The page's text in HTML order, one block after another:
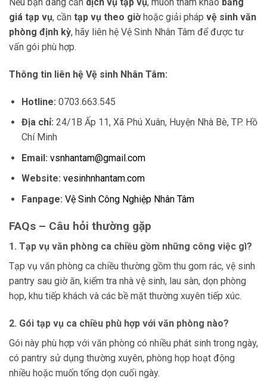
giá tạp vụ, cần tạp vụ theo giờhoặc giải pháp vệ sinh văn
phòng định kỳ, hãy liên hệ Vệ Sinh Nhân Tâm để được tư
vấn gói phù hợp.
Thông tin liên hệ Vệ sinh Nhân Tâm:
Hotline: 0703.663.545
Địa chỉ: 24/1B Ấp 11, Xã Phú Xuân, Huyện Nhà Bè, TP. Hồ
Chí Minh
Email: vsnhantam@gmail.com
Website: vesinhnhantam.com
Fanpage: Vệ Sinh Công Nghiệp Nhân Tâm
FAQs – Câu hỏi thường gặp
1. Tạp vụ văn phòng ca chiều gồm những công việc gì?
Tạp vụ văn phòng ca chiều thường gồm thu gom rác, vệ sinh
pantry sau giờ ăn, kiểm tra nhà vệ sinh, lau sàn, dọn phòng
họp, khu tiếp khách và các bề mặt thường xuyên tiếp xúc.
2. Gói tạp vụ ca chiều phù hợp với văn phòng nào?
Gói này phù hợp với văn phòng có nhiều phát sinh trong ngày,
có pantry sử dụng thường xuyên, phòng họp hoạt động
nhiều hoặc muốn tổng dọn cuối ngày.